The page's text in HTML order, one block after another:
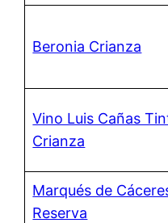
Beronia Crianza
Vino Luis Cañas
Crianza
Marqués de
Reserva